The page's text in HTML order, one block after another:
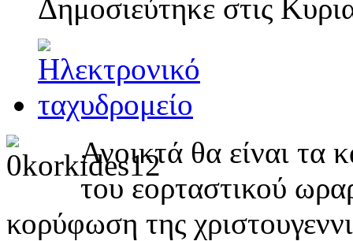
Δημοσιεύτηκε στις
Ανοικτά θα είναι τα
του εορταστικού
κορύφωση της